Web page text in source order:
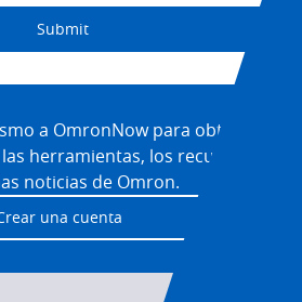
Submit
a OmronNow para obtener
herramientas, los recursos y
noticias de Omron.
una cuenta